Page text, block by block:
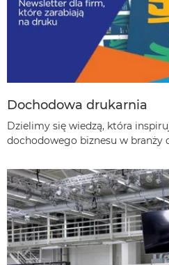
Dochodowa drukarnia
Dzielimy się wiedzą, która
dochodowego biznesu w branży